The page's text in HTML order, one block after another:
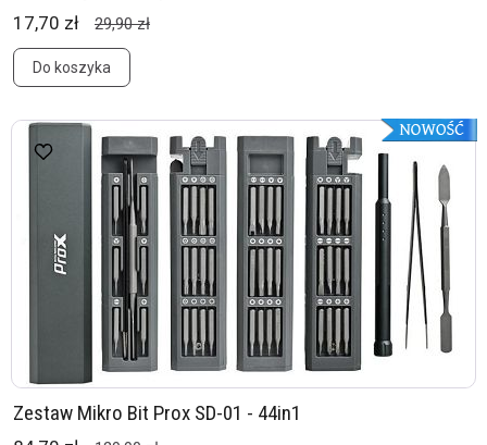
17,70 zł 29,90 zł
Do koszyka
Zestaw Mikro Bit Prox SD-01 - 44in1